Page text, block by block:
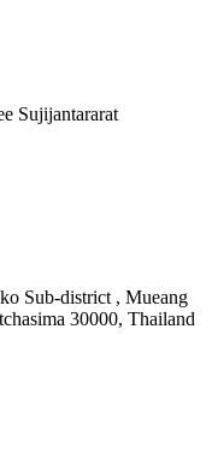
Sujijantararat
Sub-district , Mueang
30000, Thailand